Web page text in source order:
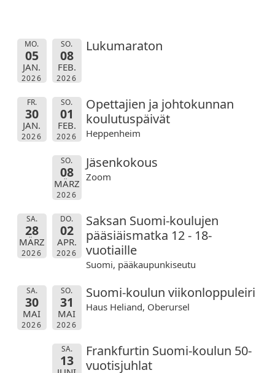
MO.
05
JAN.
2026
SO.
08
FEB.
2026
Lukumaraton
FR.
30
JAN.
2026
SO.
01
FEB.
2026
Opettajien ja johtokunnan
koulutuspäivät
Heppenheim
SO.
08
MÄRZ
2026
Jäsenkokous
Zoom
SA.
28
MÄRZ
2026
DO.
02
APR.
2026
Saksan Suomi-koulujen
pääsiäismatka 12 - 18-
vuotiaille
Suomi, pääkaupunkiseutu
SA.
30
MAI
2026
SO.
31
MAI
2026
Suomi-koulun viikonloppuleiri
Haus Heliand, Oberursel
SA.
13
Frankfurtin Suomi-koulun 50-
vuotisjuhlat